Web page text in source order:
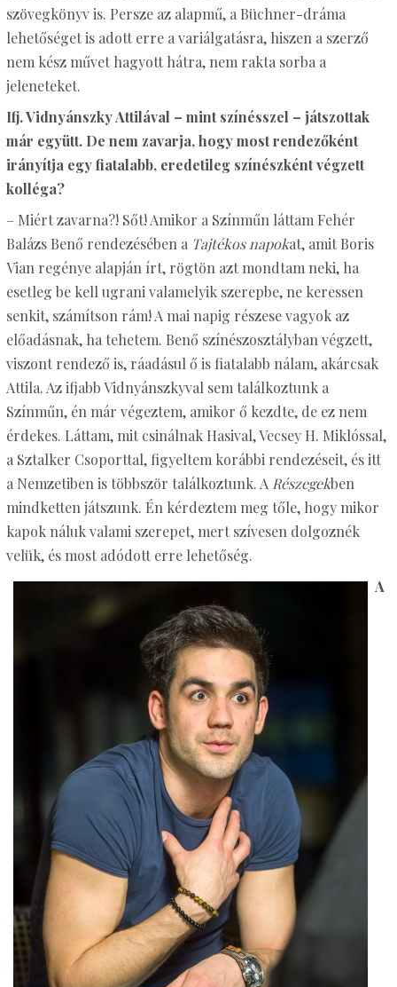
szövegkönyv is. Persze az alapmű, a Büchner-dráma
lehetőséget is adott erre a variálgatásra, hiszen a szerző
nem kész művet hagyott hátra, nem rakta sorba a
jeleneteket.
Ifj. Vidnyánszky Attilával – mint színésszel – játszottak
már együtt. De nem zavarja, hogy most rendezőként
irányítja egy fiatalabb, eredetileg színészként végzett
kolléga?
– Miért zavarna?! Sőt! Amikor a Színműn láttam Fehér
Balázs Benő rendezésében a Tajtékos napokat, amit Boris
Vian regénye alapján írt, rögtön azt mondtam neki, ha
esetleg be kell ugrani valamelyik szerepbe, ne keressen
senkit, számítson rám! A mai napig részese vagyok az
előadásnak, ha tehetem. Benő színészosztályban végzett,
viszont rendező is, ráadásul ő is fiatalabb nálam, akárcsak
Attila. Az ifjabb Vidnyánszkyval sem találkoztunk a
Színműn, én már végeztem, amikor ő kezdte, de ez nem
érdekes. Láttam, mit csinálnak Hasival, Vecsey H. Miklóssal,
a Sztalker Csoporttal, figyeltem korábbi rendezéseit, és itt
a Nemzetiben is többször találkoztunk. A Részegekben
mindketten játszunk. Én kérdeztem meg tőle, hogy mikor
kapok náluk valami szerepet, mert szívesen dolgoznék
velük, és most adódott erre lehetőség.
A